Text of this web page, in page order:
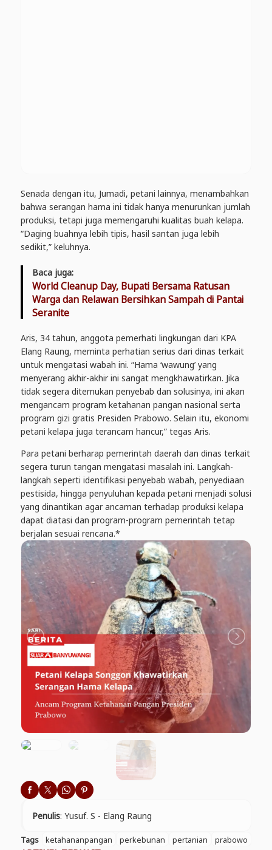
Senada dengan itu, Jumadi, petani lainnya, menambahkan
bahwa serangan hama ini tidak hanya menurunkan jumlah
produksi, tetapi juga memengaruhi kualitas buah kelapa.
“Daging buahnya lebih tipis, hasil santan juga lebih
sedikit,” keluhnya.
Baca juga:
World Cleanup Day, Bupati Bersama Ratusan
Warga dan Relawan Bersihkan Sampah di Pantai
Seranite
Aris, 34 tahun, anggota pemerhati lingkungan dari KPA
Elang Raung, meminta perhatian serius dari dinas terkait
untuk mengatasi wabah ini. “Hama ‘wawung’ yang
menyerang akhir-akhir ini sangat mengkhawatirkan. Jika
tidak segera ditemukan penyebab dan solusinya, ini akan
mengancam program ketahanan pangan nasional serta
program gizi gratis Presiden Prabowo. Selain itu, ekonomi
petani kelapa juga terancam hancur,” tegas Aris.
Para petani berharap pemerintah daerah dan dinas terkait
segera turun tangan mengatasi masalah ini. Langkah-
langkah seperti identifikasi penyebab wabah, penyediaan
pestisida, hingga penyuluhan kepada petani menjadi solusi
yang dinantikan agar ancaman terhadap produksi kelapa
dapat diatasi dan program-program pemerintah tetap
berjalan sesuai rencana.*
Penulis: Yusuf. S - Elang Raung
Tags ketahananpangan perkebunan pertanian prabowo